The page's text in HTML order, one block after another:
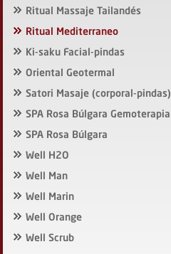
Ritual Massaje Tailandés
Ritual Mediterraneo
Ki-saku Facial-pindas
Oriental Geotermal
Satori Masaje (corporal-pindas)
SPA Rosa Búlgara Gemoterapia
SPA Rosa Búlgara
Well H2O
Well Man
Well Marin
Well Orange
Well Scrub